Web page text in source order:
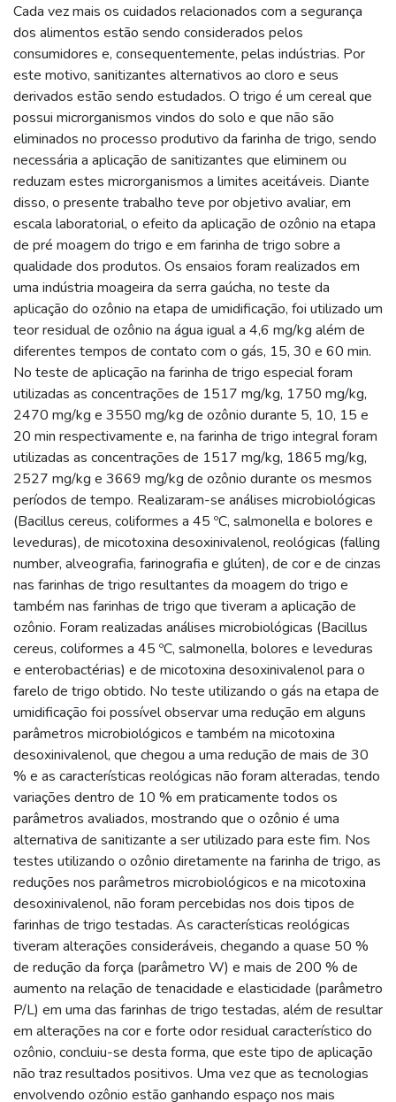
Cada vez mais os cuidados relacionados com a segurança
dos alimentos estão sendo considerados pelos
consumidores e, consequentemente, pelas indústrias. Por
este motivo, sanitizantes alternativos ao cloro e seus
derivados estão sendo estudados. O trigo é um cereal que
possui microrganismos vindos do solo e que não são
eliminados no processo produtivo da farinha de trigo, sendo
necessária a aplicação de sanitizantes que eliminem ou
reduzam estes microrganismos a limites aceitáveis. Diante
disso, o presente trabalho teve por objetivo avaliar, em
escala laboratorial, o efeito da aplicação de ozônio na etapa
de pré moagem do trigo e em farinha de trigo sobre a
qualidade dos produtos. Os ensaios foram realizados em
uma indústria moageira da serra gaúcha, no teste da
aplicação do ozônio na etapa de umidificação, foi utilizado um
teor residual de ozônio na água igual a 4,6 mg/kg além de
diferentes tempos de contato com o gás, 15, 30 e 60 min.
No teste de aplicação na farinha de trigo especial foram
utilizadas as concentrações de 1517 mg/kg, 1750 mg/kg,
2470 mg/kg e 3550 mg/kg de ozônio durante 5, 10, 15 e
20 min respectivamente e, na farinha de trigo integral foram
utilizadas as concentrações de 1517 mg/kg, 1865 mg/kg,
2527 mg/kg e 3669 mg/kg de ozônio durante os mesmos
períodos de tempo. Realizaram-se análises microbiológicas
(Bacillus cereus, coliformes a 45 ºC, salmonella e bolores e
leveduras), de micotoxina desoxinivalenol, reológicas (falling
number, alveografia, farinografia e glúten), de cor e de cinzas
nas farinhas de trigo resultantes da moagem do trigo e
também nas farinhas de trigo que tiveram a aplicação de
ozônio. Foram realizadas análises microbiológicas (Bacillus
cereus, coliformes a 45 ºC, salmonella, bolores e leveduras
e enterobactérias) e de micotoxina desoxinivalenol para o
farelo de trigo obtido. No teste utilizando o gás na etapa de
umidificação foi possível observar uma redução em alguns
parâmetros microbiológicos e também na micotoxina
desoxinivalenol, que chegou a uma redução de mais de 30
% e as características reológicas não foram alteradas, tendo
variações dentro de 10 % em praticamente todos os
parâmetros avaliados, mostrando que o ozônio é uma
alternativa de sanitizante a ser utilizado para este fim. Nos
testes utilizando o ozônio diretamente na farinha de trigo, as
reduções nos parâmetros microbiológicos e na micotoxina
desoxinivalenol, não foram percebidas nos dois tipos de
farinhas de trigo testadas. As características reológicas
tiveram alterações consideráveis, chegando a quase 50 %
de redução da força (parâmetro W) e mais de 200 % de
aumento na relação de tenacidade e elasticidade (parâmetro
P/L) em uma das farinhas de trigo testadas, além de resultar
em alterações na cor e forte odor residual característico do
ozônio, concluiu-se desta forma, que este tipo de aplicação
não traz resultados positivos. Uma vez que as tecnologias
envolvendo ozônio estão ganhando espaço nos mais